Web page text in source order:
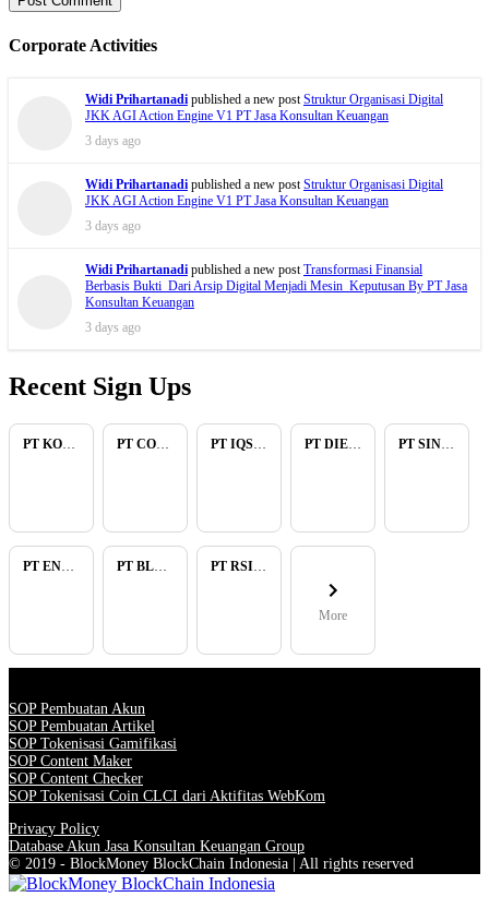
Corporate Activities
Widi Prihartanadi published a new post Struktur Organisasi Digital
JKK AGI Action Engine V1 PT Jasa Konsultan Keuangan
3 days ago
Widi Prihartanadi published a new post Struktur Organisasi Digital
JKK AGI Action Engine V1 PT Jasa Konsultan Keuangan
3 days ago
Widi Prihartanadi published a new post Transformasi Finansial
Berbasis Bukti Dari Arsip Digital Menjadi Mesin Keputusan By PT Jasa
Konsultan Keuangan
3 days ago
Recent Sign Ups
More
SOP Pembuatan Akun
SOP Pembuatan Artikel
SOP Tokenisasi Gamifikasi
SOP Content Maker
SOP Content Checker
SOP Tokenisasi Coin CLCI dari Aktifitas WebKom
Privacy Policy
Database Akun Jasa Konsultan Keuangan Group
© 2019 - BlockMoney BlockChain Indonesia | All rights reserved